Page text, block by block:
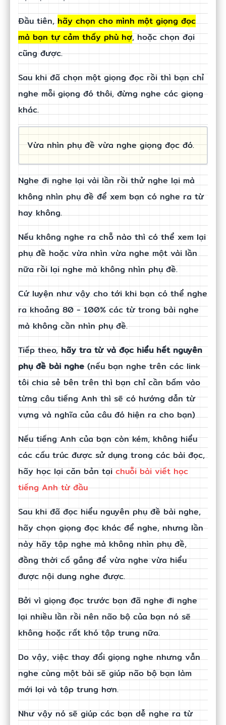
Đầu tiên,hãy chọn cho mình một giọng đọc
mà bạn tự cảm thấy phù hợ, hoặc chọn đại
cũng được.
Sau khi đã chọn một giọng đọc rồi thì bạn chỉ
nghe mỗi giọng đó thôi, đừng nghe các giọng
khác.
Vừa nhìn phụ đề vừa nghe giọng đọc đó.
Nghe đi nghe lại vài lần rồi thử nghe lại mà
không nhìn phụ đề để xem bạn có nghe ra từ
hay không.
Nếu không nghe ra chỗ nào thì có thể xem lại
phụ đề hoặc vừa nhìn vừa nghe một vài lần
nữa rồi lại nghe mà không nhìn phụ đề.
Cứ luyện như vậy cho tới khi bạn có thể nghe
ra khoảng 80 - 100% các từ trong bài nghe
mà không cần nhìn phụ đề.
Tiếp theo,hãy tra từ và đọc hiểu hết nguyên
phụ đề bài nghe(nếu bạn nghe trên các link
tôi chia sẻ bên trên thì bạn chỉ cần bấm vào
từng câu tiếng Anh thì sẽ có hướng dẫn từ
vựng và nghĩa của câu đó hiện ra cho bạn)
Nếu tiếng Anh của bạn còn kém, không hiểu
các cấu trúc được sử dụng trong các bài đọc,
hãy học lại căn bản tạichuỗi bài viết học
tiếng Anh từ đầu
Sau khi đã đọc hiểu nguyên phụ đề bài nghe,
hãy chọn giọng đọc khác để nghe, nhưng lần
này hãy tập nghe mà không nhìn phụ đề,
đồng thời cố gắng để vừa nghe vừa hiểu
được nội dung nghe được.
Bởi vì giọng đọc trước bạn đã nghe đi nghe
lại nhiều lần rồi nên não bộ của bạn nó sẽ
không hoặc rất khó tập trung nữa.
Do vậy, việc thay đổi giọng nghe nhưng vẫn
nghe cùng một bài sẽ giúp não bộ bạn làm
mới lại và tập trung hơn.
Như vậy nó sẽ giúp các bạn dễ nghe ra từ